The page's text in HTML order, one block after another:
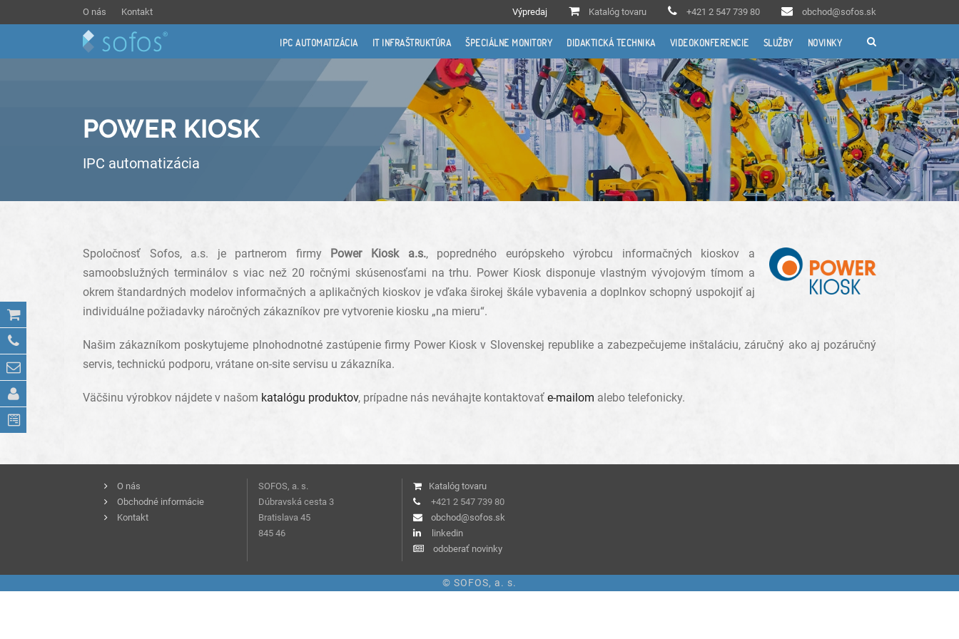
O nás Kontakt Výpredaj Katalóg tovaru +421 2 547 739 80 obchod@sofos.sk
IPC AUTOMATIZÁCIA IT INFRAŠTRUKTÚRA ŠPECIÁLNE MONITORY DIDAKTICKÁ TECHNIKA VIDEOKONFERENCIE SLUŽBY NOVINKY
POWER KIOSK
IPC automatizácia
Spoločnosť Sofos, a.s. je partnerom firmy Power Kiosk a.s., popredného európskeho výrobcu informačných kioskov a
samoobslužných terminálov s viac než 20 ročnými skúsenosťami na trhu. Power Kiosk disponuje vlastným vývojovým tímom a
okrem štandardných modelov informačných a aplikačných kioskov je vďaka širokej škále vybavenia a doplnkov schopný uspokojiť aj
individuálne požiadavky náročných zákazníkov pre vytvorenie kiosku „na mieru“.
Našim zákazníkom poskytujeme plnohodnotné zastúpenie firmy Power Kiosk v Slovenskej republike a zabezpečujeme inštaláciu, záručný ako aj pozáručný
servis, technickú podporu, vrátane on-site servisu u zákazníka.
Väčšinu výrobkov nájdete v našom katalógu produktov, prípadne nás neváhajte kontaktovať e-mailom alebo telefonicky.
O nás
Obchodné informácie
Kontakt
SOFOS, a. s.
Dúbravská cesta 3
Bratislava 45
845 46
Katalóg tovaru
+421 2 547 739 80
obchod@sofos.sk
linkedin
odoberať novinky
© SOFOS, a. s.